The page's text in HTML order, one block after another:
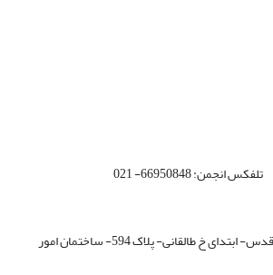
خیابان انقلاب- خیابان قدس- ابتدای خ طالقانی- پلاک 594- ساختمان امور